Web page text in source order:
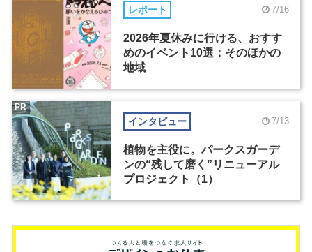
レポート 7/16
2026年夏休みに行ける、おすす
めのイベント10選：そのほかの
地域
インタビュー 7/13
植物を主役に。パークスガーデ
ンの“残して磨く”リニューアル
プロジェクト（1）
PR